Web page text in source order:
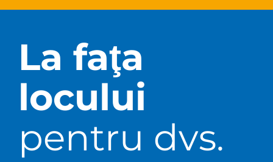
La faţa
locului
pentru dvs.